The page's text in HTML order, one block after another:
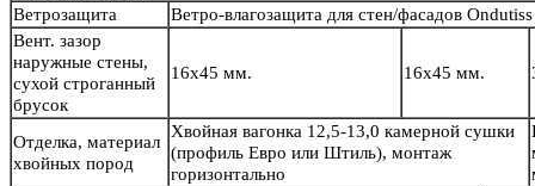
Ветрозащита
Ветро-влагозащита для стен/фасадов
Вент. зазор
наружные стены,
сухой строганный
брусок
16х45 мм. 16х45 мм.
Отделка, материал
хвойных пород
Хвойная вагонка 12,5-13,0 камерной сушки
(профиль Евро или Штиль), монтаж
горизонтально